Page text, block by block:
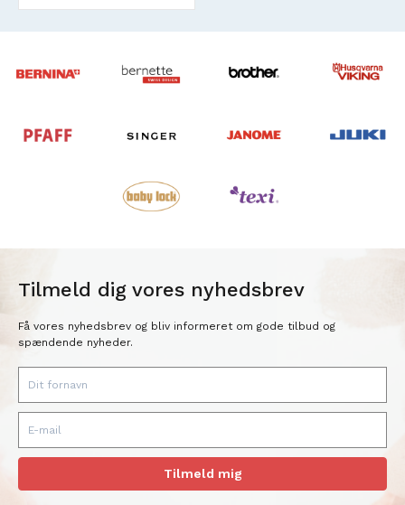
Tilmeld dig vores nyhedsbrev
Få vores nyhedsbrev og bliv informeret om gode tilbud og
spændende nyheder.
Tilmeld mig